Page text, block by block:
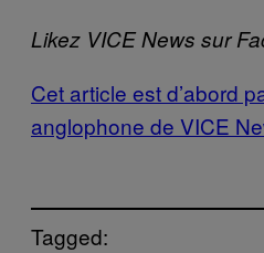
Likez VICE News sur
Cet article est d’abord
anglophone de VICE
Tagged: